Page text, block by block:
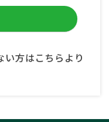
い方はこちらより